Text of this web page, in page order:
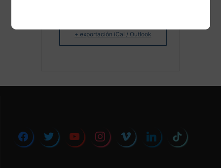
+ exportación iCal / Outlook
facebook twitter youtube instagramvimeo linkedin tiktok